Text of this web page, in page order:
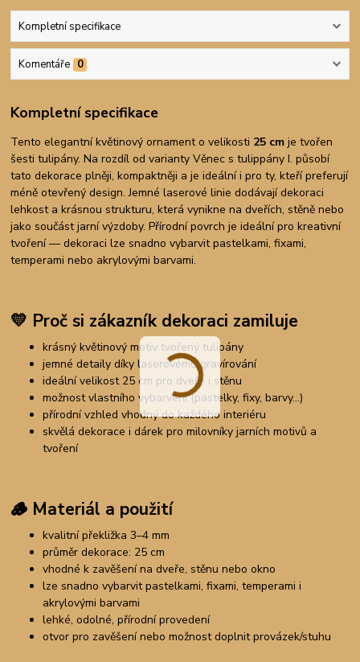
Kompletní specifikace
Komentáře 0
Kompletní specifikace
Tento elegantní květinový ornament o velikosti 25 cm je tvořen
šesti tulipány. Na rozdíl od varianty Věnec s tulippány I. působí
tato dekorace plněji, kompaktněji a je ideální i pro ty, kteří preferují
méně otevřený design. Jemné laserové linie dodávají dekoraci
lehkost a krásnou strukturu, která vynikne na dveřích, stěně nebo
jako součást jarní výzdoby. Přírodní povrch je ideální pro kreativní
tvoření — dekoraci lze snadno vybarvit pastelkami, fixami,
temperami nebo akrylovými barvami.
💛 Proč si zákazník dekoraci zamiluje
krásný květinový motiv tvořený tulipány
jemné detaily díky laserovému gravírování
ideální velikost 25 cm pro dveře i stěnu
možnost vlastního vybarvení (pastelky, fixy, barvy…)
přírodní vzhled vhodný do každého interiéru
skvělá dekorace i dárek pro milovníky jarních motivů a
tvoření
🪵 Materiál a použití
kvalitní překližka 3–4 mm
průměr dekorace: 25 cm
vhodné k zavěšení na dveře, stěnu nebo okno
lze snadno vybarvit pastelkami, fixami, temperami i
akrylovými barvami
lehké, odolné, přírodní provedení
otvor pro zavěšení nebo možnost doplnit provázek/stuhu